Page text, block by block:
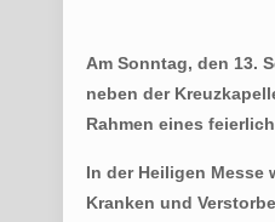
Am Sonntag, den 13.
neben der
Rahmen eines
In der Heiligen Messe
Kranken und